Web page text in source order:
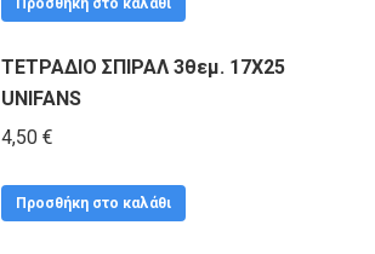
Προσθήκη στο καλάθι
ΤΕΤΡΑΔΙΟ ΣΠΙΡΑΛ 3θεμ. 17X25
UNIFANS
4,50 €
Προσθήκη στο καλάθι